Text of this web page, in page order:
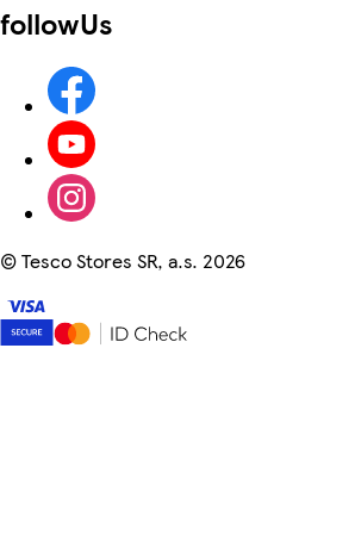
followUs
©Tesco Stores SR, a.s. 2026